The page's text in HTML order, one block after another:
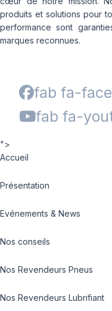
produits et solutions pour
performance sont
marques reconnues.
fab fa-
fab fa-
">
Accueil
Présentation
Evénements & News
Nos conseils
Nos Revendeurs Pneus
Nos Revendeurs Lubrifiant